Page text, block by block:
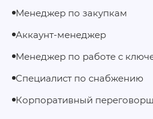
Менеджер по закупкам
Аккаунт-менеджер
Менеджер по работе с
Специалист по снабжению
Корпоративный